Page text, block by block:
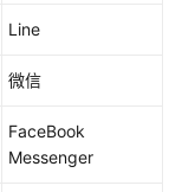
Line
微信
FaceBook
Messenger